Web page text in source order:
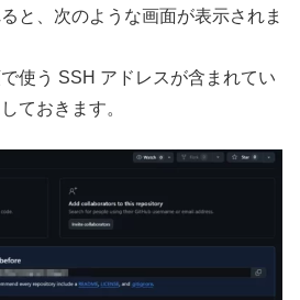
と、次のような画面が表示されま
使う SSH アドレスが含まれてい
ておきます。